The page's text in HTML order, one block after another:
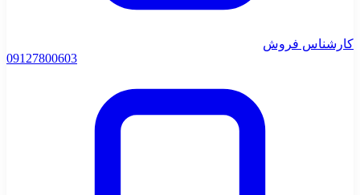
کارشناس فروش
09127800603